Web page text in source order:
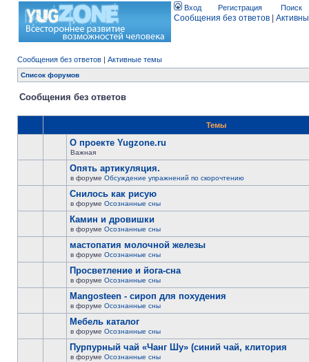
Вход Регистрация Поиск
Сообщения без ответов
Сообщения без ответов | Активные темы
Список форумов
Сообщения без ответов
Темы
О проекте Yugzone.ru
Важная
Опять артикуляция.
в форуме Обсуждение упражнений по скорочтению
Снилось как рисую
в форуме Осознанные сны
Камин и дровишки
в форуме Осознанные сны
мастопатия молочной железы
в форуме Осознанные сны
Просветление и йога-сна
в форуме Осознанные сны
Mangosteen - сироп для похудения
в форуме Осознанные сны
Мебель каталог
в форуме Осознанные сны
Пурпурный чай «Чанг Шу» (синий чай, клитория
в форуме Осознанные сны